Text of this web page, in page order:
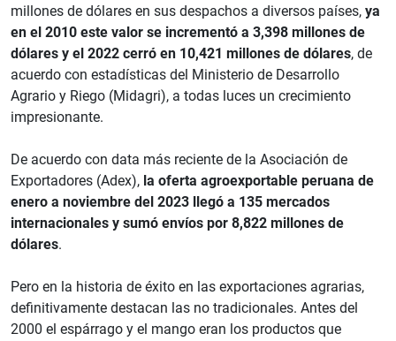
millones de dólares en sus despachos a diversos países, ya
en el 2010 este valor se incrementó a 3,398 millones de
dólares y el 2022 cerró en 10,421 millones de dólares, de
acuerdo con estadísticas del Ministerio de Desarrollo
Agrario y Riego (Midagri), a todas luces un crecimiento
impresionante.
De acuerdo con data más reciente de la Asociación de
Exportadores (Adex), la oferta agroexportable peruana de
enero a noviembre del 2023 llegó a 135 mercados
internacionales y sumó envíos por 8,822 millones de
dólares.
Pero en la historia de éxito en las exportaciones agrarias,
definitivamente destacan las no tradicionales. Antes del
2000 el espárrago y el mango eran los productos que